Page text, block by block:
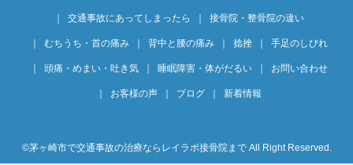
交通事故にあってしまったら 接骨院・整骨院の違い
むちうち・首の痛み 背中と腰の痛み 捻挫 手足のしびれ
頭痛・めまい・吐き気 睡眠障害・体がだるい お問い合わせ
お客様の声 ブログ 新着情報
©︎茅ヶ崎市で交通事故の治療ならレイラボ接骨院まで All Right Reserved.